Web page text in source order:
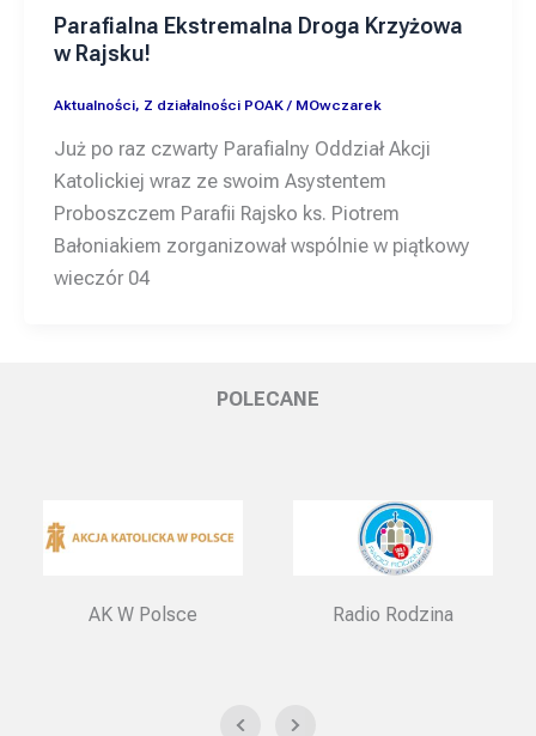
Parafialna Ekstremalna Droga Krzyżowa
w Rajsku!
Aktualności, Z działalności POAK/ MOwczarek
Już po raz czwarty Parafialny Oddział Akcji
Katolickiej wraz ze swoim Asystentem
Proboszczem Parafii Rajsko ks. Piotrem
Bałoniakiem zorganizował wspólnie w piątkowy
wieczór 04
POLECANE
AK W Polsce Radio Rodzina